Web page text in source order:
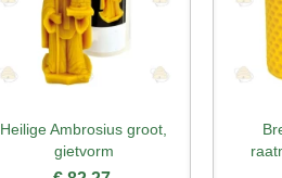
Snel bekijken
Heilige Ambrosius groot,
gietvorm